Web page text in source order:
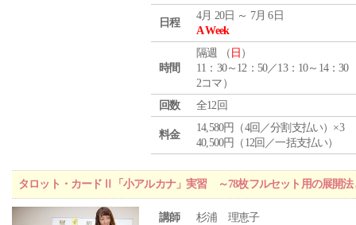
日程
4月 20日 ～ 7月 6日
A Week
時間
隔週 （ 日 ）
11：30～12：50／13：10～14：30
2コマ）
回数
全12回
料金
14,580円（4回／分割支払い）×3
40,500円（12回／一括支払い）
タロット・カードⅡ「小アルカナ」実習 ～78枚フルセット用の展開法
講師 杉浦 理恵子